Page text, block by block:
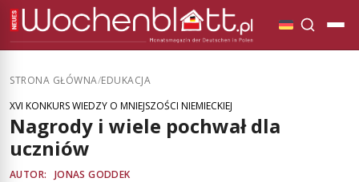
STRONA GŁÓWNA/EDUKACJA
XVI KONKURS WIEDZY O MNIEJSZOŚCI NIEMIECKIEJ
Nagrody i wiele pochwał dla
uczniów
AUTOR:
JONAS GODDEK